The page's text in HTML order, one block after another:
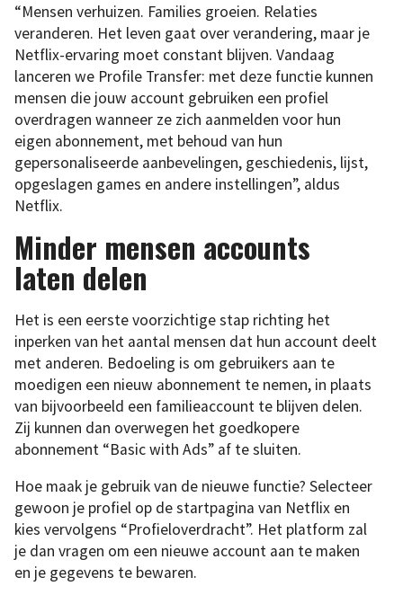
“Mensen verhuizen. Families groeien. Relaties
veranderen. Het leven gaat over verandering, maar je
Netflix-ervaring moet constant blijven. Vandaag
lanceren we Profile Transfer: met deze functie kunnen
mensen die jouw account gebruiken een profiel
overdragen wanneer ze zich aanmelden voor hun
eigen abonnement, met behoud van hun
gepersonaliseerde aanbevelingen, geschiedenis, lijst,
opgeslagen games en andere instellingen”, aldus
Netflix.
Minder mensen accounts
laten delen
Het is een eerste voorzichtige stap richting het
inperken van het aantal mensen dat hun account deelt
met anderen. Bedoeling is om gebruikers aan te
moedigen een nieuw abonnement te nemen, in plaats
van bijvoorbeeld een familieaccount te blijven delen.
Zij kunnen dan overwegen het goedkopere
abonnement “Basic with Ads” af te sluiten.
Hoe maak je gebruik van de nieuwe functie? Selecteer
gewoon je profiel op de startpagina van Netflix en
kies vervolgens “Profieloverdracht”. Het platform zal
je dan vragen om een nieuwe account aan te maken
en je gegevens te bewaren.